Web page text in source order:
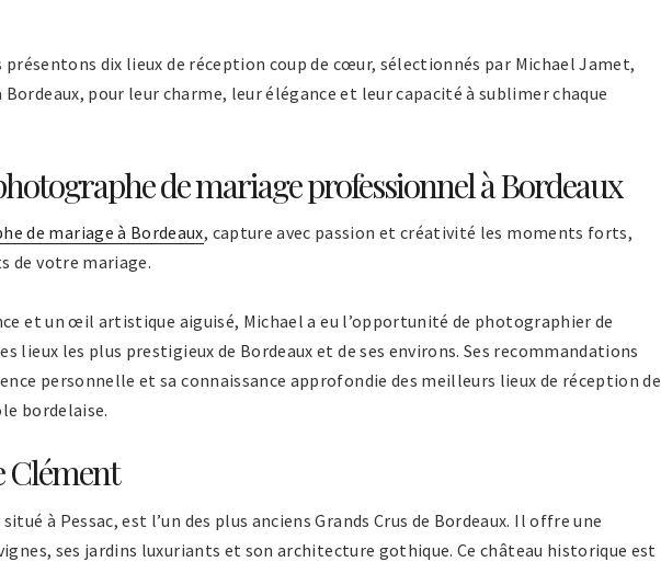
présentons dix lieux de réception coup de cœur, sélectionnés par Michael Jamet,
pour leur charme, leur élégance et leur capacité à sublimer chaque
de mariage professionnel à Bordeaux
de mariage à Bordeaux, capture avec passion et créativité les moments forts,
de votre mariage.
et un œil artistique aiguisé, Michael a eu l’opportunité de photographier de
lieux les plus prestigieux de Bordeaux et de ses environs. Ses recommandations
personnelle et sa connaissance approfondie des meilleurs lieux de réception de
bordelaise.
Clément
à Pessac, est l’un des plus anciens Grands Crus de Bordeaux. Il offre une
ses jardins luxuriants et son architecture gothique. Ce château historique est